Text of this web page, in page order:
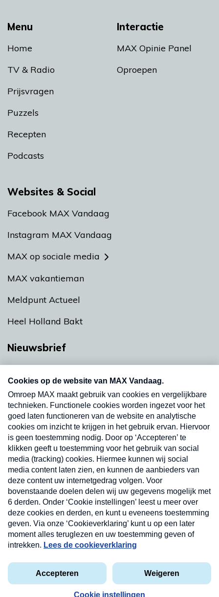
Menu
Home
TV & Radio
Prijsvragen
Puzzels
Recepten
Podcasts
Interactie
MAX Opinie Panel
Oproepen
Websites & Social
Facebook MAX Vandaag
Instagram MAX Vandaag
MAX op sociale media
MAX vakantieman
Meldpunt Actueel
Heel Holland Bakt
Nieuwsbrief
nieuwsbrief. Elke vrijdag- en dinsdagochtend in
uw mailbox.
Verzend
Privacyverklaring
Cookieverklaring
Kwetsbaarheid melden
Copyright © 2026 MAX Vandaag - Omroep MAX
Nieuwsbrief
Neem hier een gratis abonnement op onze
nieuwsbrief. Elke vrijdag- en dinsdagochtend in uw